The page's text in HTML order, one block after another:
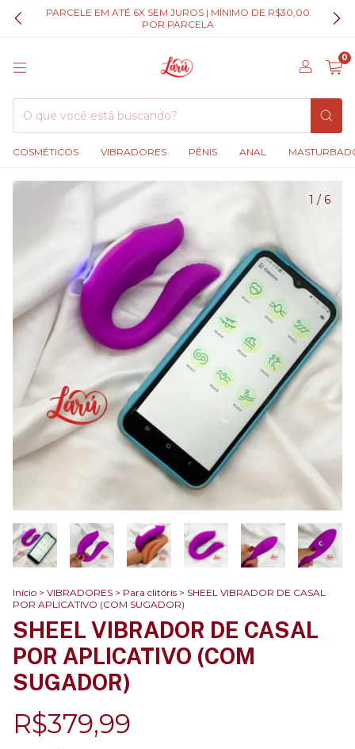
PARCELE EM ATÉ 6X SEM JUROS | MÍNIMO DE R$30,00
POR PARCELA
0
COSMÉTICOS VIBRADORES PÊNIS ANAL
1 / 6
Início > VIBRADORES > Para clitóris > SHEEL VIBRADOR DE CASAL
POR APLICATIVO (COM SUGADOR)
SHEEL VIBRADOR DE CASAL
POR APLICATIVO (COM
SUGADOR)
R$379,99